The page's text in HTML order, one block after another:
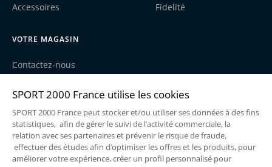
Accessoires
Fidelité
VOTRE MAGASIN
Contactez-nous
Recrutement
Une enseigne du groupe Sport2000